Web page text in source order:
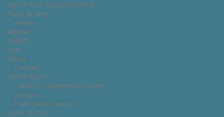
Jus de fruits à base de nectar
Fruits au sirop
Alcools
Digestif
Apéritif
Vins
Bières
Tisanes
Romon Nature
Truffes et champignons séchés
Foie gras
Petits plaisirs sucrés
Pâtes de fruits